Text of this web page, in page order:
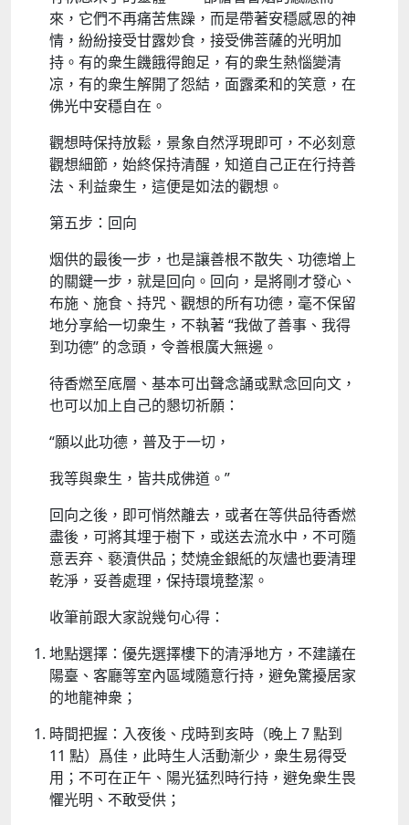
來，它們不再痛苦焦躁，而是帶著安穩感恩的神
情，紛紛接受甘露妙食，接受佛菩薩的光明加
持。有的衆生饑餓得飽足，有的衆生熱惱變清
凉，有的衆生解開了怨結，面露柔和的笑意，在
佛光中安穩自在。​
觀想時保持放鬆，景象自然浮現即可，不必刻意
觀想細節，始終保持清醒，知道自己正在行持善
法、利益衆生，這便是如法的觀想。​
第五步：回向
烟供的最後一步，也是讓善根不散失、功德增上
的關鍵一步，就是回向。回向，是將剛才發心、
布施、施食、持咒、觀想的所有功德，毫不保留
地分享給一切衆生，不執著 “我做了善事、我得
到功德” 的念頭，令善根廣大無邊。​
待香燃至底層、基本可出聲念誦或默念回向文，
也可以加上自己的懇切祈願：​
“願以此功德，普及于一切，​
我等與衆生，皆共成佛道。”​
回向之後，即可悄然離去，或者在等供品待香燃
盡後，可將其埋于樹下，或送去流水中，不可隨
意丟弃、褻瀆供品；焚燒金銀紙的灰燼也要清理
乾淨，妥善處理，保持環境整潔。​
​​收筆前跟大家說幾句心得：
地點選擇：優先選擇樓下的清淨地方，不建議在
陽臺、客廳等室內區域隨意行持，避免驚擾居家
的地龍神衆；​
時間把握：入夜後、戌時到亥時（晚上 7 點到
11 點）爲佳，此時生人活動漸少，衆生易得受
用；不可在正午、陽光猛烈時行持，避免衆生畏
懼光明、不敢受供；​